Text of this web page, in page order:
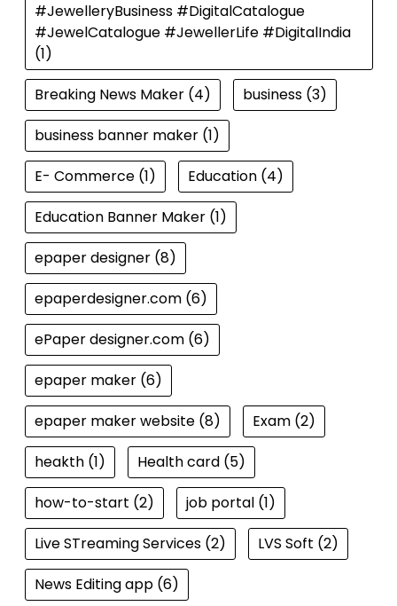
#JewelleryBusiness #DigitalCatalogue
#JewelCatalogue #JewellerLife #DigitalIndia
(1)
Breaking News Maker(4) business(3)
business banner maker(1)
E- Commerce(1) Education(4)
Education Banner Maker(1)
epaper designer(8)
epaperdesigner.com(6)
ePaper designer.com(6)
epaper maker(6)
epaper maker website(8) Exam(2)
heakth(1) Health card(5)
how-to-start (2) job portal(1)
Live STreaming Services(2) LVS Soft (2)
News Editing app(6)